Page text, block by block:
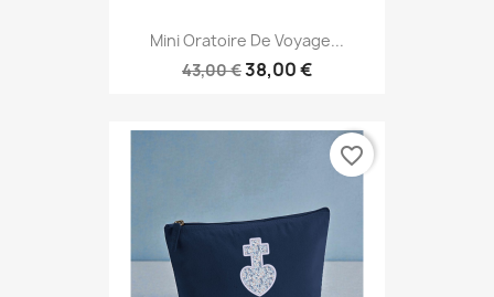
Mini Oratoire De Voyage...
43,00 €38,00 €
favorite_border